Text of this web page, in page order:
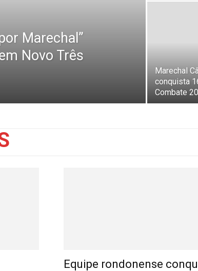
Marechal”
Novo Três
Marechal
conquista
Combate
Equipe rondonense